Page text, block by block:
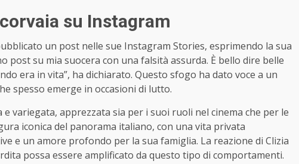
su Instagram
un post nelle sue Instagram Stories, esprimendo la sua
post su mia suocera con una falsità assurda. È bello dire belle
era in vita”, ha dichiarato. Questo sfogo ha dato voce a un
spesso emerge in occasioni di lutto.
variegata, apprezzata sia per i suoi ruoli nel cinema che per le
iconica del panorama italiano, con una vita privata
e un amore profondo per la sua famiglia. La reazione di Clizia
possa essere amplificato da questo tipo di comportamenti.